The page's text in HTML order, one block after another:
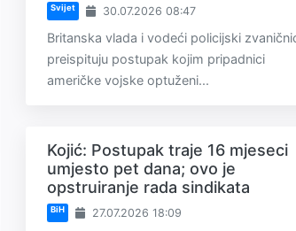
Svijet 30.07.2026 08:47
Britanska vlada i vodeći policijski
preispituju postupak kojim pripadnici
američke vojske optuženi...
Kojić: Postupak traje 16 mjeseci
umjesto pet dana; ovo je
opstruiranje rada sindikata
BiH 27.07.2026 18:09